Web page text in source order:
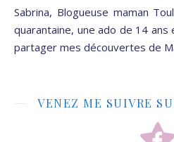
Sabrina, Blogueuse maman
quarantaine, une ado de 14 ans
partager mes découvertes de
VENEZ ME SUIVRE